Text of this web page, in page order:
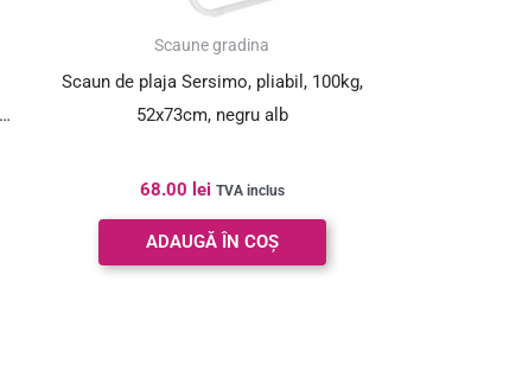
Scaune gradina
Scaun de plaja Sersimo, pliabil, 100kg,
52x73cm, negru alb
68.00 lei TVA inclus
ADAUGĂ ÎN COȘ